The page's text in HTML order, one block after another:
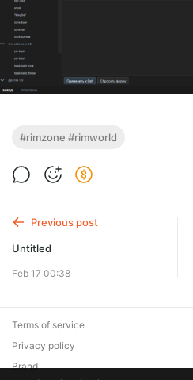
#rimzone #rimworld
Previous post
Untitled
Feb 17 00:38
Terms of service
Privacy policy
Brand